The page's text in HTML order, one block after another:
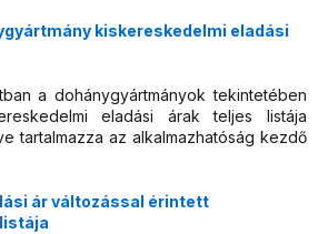
kiskereskedelmi eladási
a dohánygyártmányok tekintetében
eladási árak teljes listája
tartalmazza az alkalmazhatóság kezdő
ár változással érintett